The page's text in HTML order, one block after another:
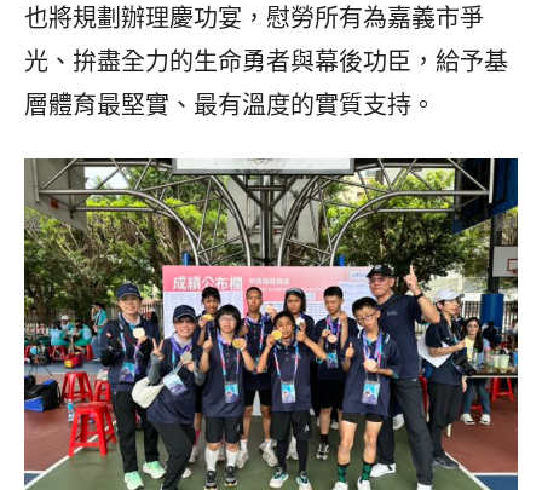
也將規劃辦理慶功宴，慰勞所有為嘉義市爭
光、拚盡全力的生命勇者與幕後功臣，給予基
層體育最堅實、最有溫度的實質支持。